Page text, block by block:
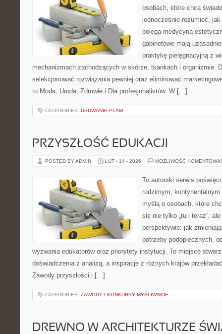
osobach, które chcą
jednocześnie rozumieć,
polega medycyna
gabinetowe mają
praktykę pielęgnacyjną z
mechanizmach zachodzących w skórze, tkankach i organizmie.
selekcjonować rozwiązania pewniej oraz eliminować
to Moda, Uroda, Zdrowie i Dla profesjonalistów. W […]
CATEGORIES: USUWANIE PLAM
PRZYSZŁOŚĆ EDUKACJI
POSTED BY ADMIN LUT - 14 - 2026 MOŻLIWOŚĆ
To autorski serwis
rodzimym,
myślą o osobach, które
się nie tylko „tu i teraz”,
perspektywie: jak
potrzeby podopiecznych,
wyzwania edukatorów oraz priorytety instytucji. To miejsce
doświadczenia z analizą, a inspiracje z różnych krajów
Zawody przyszłości i […]
CATEGORIES: ZAWODY I KONKURSY MYŚLIWSKIE
DREWNO W ARCHITEKTURZE